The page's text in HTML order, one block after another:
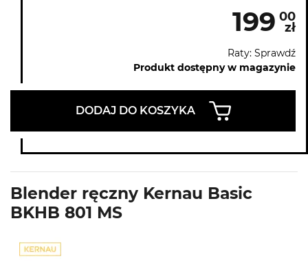
199 00
zł
Raty: Sprawdź
Produkt dostępny w magazynie
DODAJ DO KOSZYKA
Blender ręczny Kernau Basic
BKHB 801 MS